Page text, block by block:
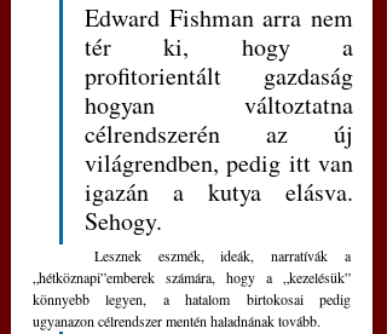
Edward Fishman arra nem
tér ki, hogy a
profitorientált gazdaság
hogyan változtatna
célrendszerén az új
világrendben, pedig itt van
igazán a kutya elásva.
Sehogy.
„hétköznapi”emberek számára, hogy a „kezelésük”
könnyebb legyen, a hatalom birtokosai pedig
ugyanazon célrendszer mentén haladnának tovább.